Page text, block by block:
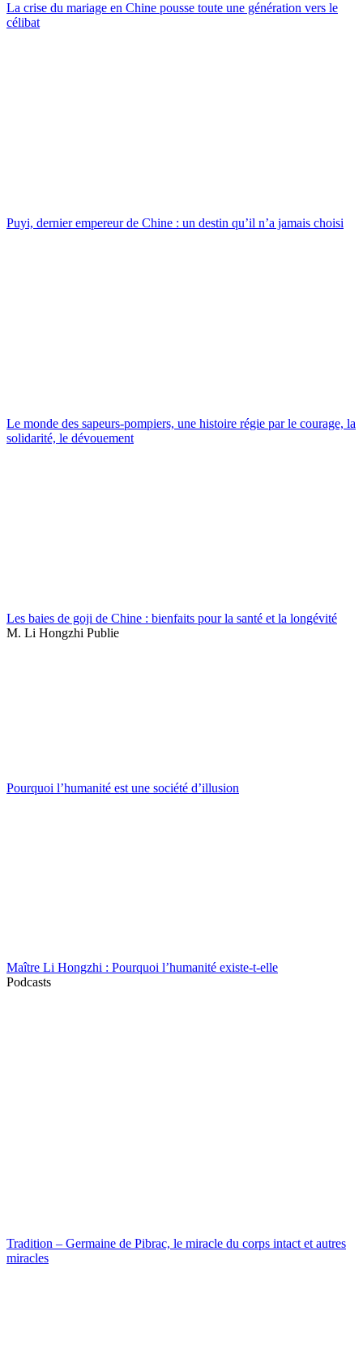
La crise du mariage en Chine pousse toute une génération vers le
célibat
Puyi, dernier empereur de Chine : un destin qu’il n’a jamais choisi
Le monde des sapeurs-pompiers, une histoire régie par le courage, la
solidarité, le dévouement
Les baies de goji de Chine : bienfaits pour la santé et la longévité
M. Li Hongzhi Publie
Pourquoi l’humanité est une société d’illusion
Maître Li Hongzhi : Pourquoi l’humanité existe-t-elle
Podcasts
Tradition – Germaine de Pibrac, le miracle du corps intact et autres
miracles